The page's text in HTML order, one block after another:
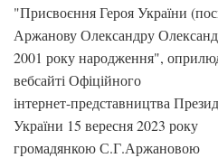
"Присвоєння Героя України
Аржанову Олександру
2001 року народження",
вебсайті Офіційного
інтернет-представництва
України 15 вересня 2023 року
громадянкою С.Г.Аржановою